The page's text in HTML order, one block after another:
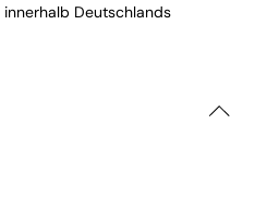
Deutschlands